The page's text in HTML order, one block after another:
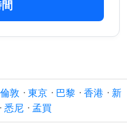
日
後
日
後
11/1/2027
倫敦 · 東京 · 巴黎 · 香港 · 新
· 悉尼 · 孟買